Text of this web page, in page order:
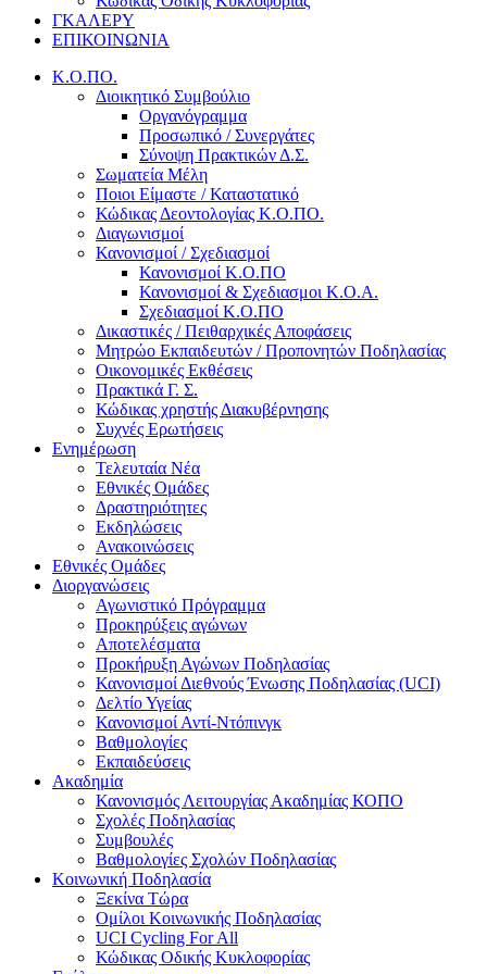
ΓΚΑΛΕΡΥ
ΕΠΙΚΟΙΝΩΝΙΑ
Κ.Ο.ΠΟ.
Διοικητικό Συμβούλιο
Οργανόγραμμα
Προσωπικό / Συνεργάτες
Σύνοψη Πρακτικών Δ.Σ.
Σωματεία Μέλη
Ποιοι Είμαστε / Καταστατικό
Κώδικας Δεοντολογίας Κ.Ο.ΠΟ.
Διαγωνισμοί
Κανονισμοί / Σχεδιασμοί
Κανονισμοί Κ.Ο.ΠΟ
Κανονισμοί & Σχεδιασμοι Κ.Ο.Α.
Σχεδιασμοί Κ.Ο.ΠΟ
Δικαστικές / Πειθαρχικές Αποφάσεις
Μητρώο Εκπαιδευτών / Προπονητών Ποδηλασίας
Οικονομικές Εκθέσεις
Πρακτικά Γ. Σ.
Κώδικας χρηστής Διακυβέρνησης
Συχνές Ερωτήσεις
Ενημέρωση
Τελευταία Νέα
Εθνικές Ομάδες
Δραστηριότητες
Εκδηλώσεις
Ανακοινώσεις
Εθνικές Ομάδες
Διοργανώσεις
Αγωνιστικό Πρόγραμμα
Προκηρύξεις αγώνων
Αποτελέσματα
Προκήρυξη Αγώνων Ποδηλασίας
Κανονισμοί Διεθνούς Ένωσης Ποδηλασίας (UCI)
Δελτίο Υγείας
Κανονισμοί Αντί-Ντόπινγκ
Βαθμολογίες
Εκπαιδεύσεις
Ακαδημία
Κανονισμός Λειτουργίας Ακαδημίας ΚΟΠΟ
Σχολές Ποδηλασίας
Συμβουλές
Βαθμολογίες Σχολών Ποδηλασίας
Κοινωνική Ποδηλασία
Ξεκίνα Τώρα
Ομίλοι Κοινωνικής Ποδηλασίας
UCI Cycling For All
Κώδικας Οδικής Κυκλοφορίας